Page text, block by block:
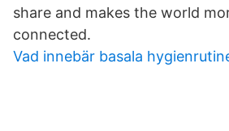
share and makes the world
connected.
Vad innebär basala